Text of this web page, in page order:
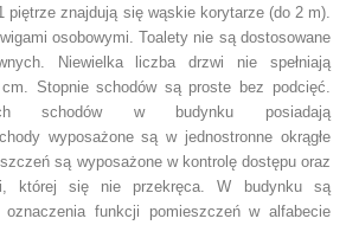
piętrze znajdują się wąskie korytarze (do 2 m).
osobowymi. Toalety nie są dostosowane
Niewielka liczba drzwi nie spełniają
Stopnie schodów są proste bez podcięć.
schodów w budynku posiadają
wyposażone są w jednostronne okrągłe
są wyposażone w kontrolę dostępu oraz
której się nie przekręca. W budynku są
oznaczenia funkcji pomieszczeń w alfabecie